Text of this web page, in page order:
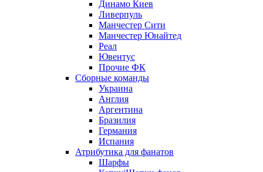
Динамо Киев
Ливерпуль
Манчестер Сити
Манчестер Юнайтед
Реал
Ювентус
Прочие ФК
Сборные команды
Украина
Англия
Аргентина
Бразилия
Германия
Испания
Атрибутика для фанатов
Шарфы